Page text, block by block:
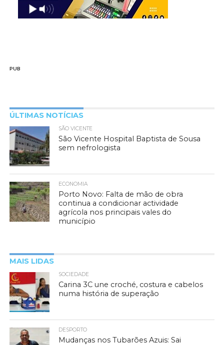
PUB
ÚLTIMAS NOTÍCIAS
SÃO VICENTE
São Vicente Hospital Baptista de Sousa
sem nefrologista
ECONOMIA
Porto Novo: Falta de mão de obra
continua a condicionar actividade
agrícola nos principais vales do
município
MAIS LIDAS
SOCIEDADE
Carina 3C une croché, costura e cabelos
numa história de superação
DESPORTO
Mudanças nos Tubarões Azuis: Sai